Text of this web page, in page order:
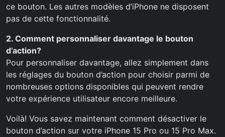
ce bouton. Les autres modèles d’iPhone ne disposent
pas de cette fonctionnalité.
2. Comment personnaliser davantage le bouton
d’action?
Pour personnaliser davantage, allez simplement dans
les réglages du bouton d’action pour choisir parmi de
nombreuses options disponibles qui peuvent rendre
votre expérience utilisateur encore meilleure.
Voilà! Vous savez maintenant comment désactiver le
bouton d’action sur votre iPhone 15 Pro ou 15 Pro Max.